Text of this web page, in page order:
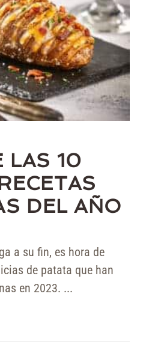
LAS 10
DEL AÑO
a su fin, es hora de
de patata que han
en 2023. ...